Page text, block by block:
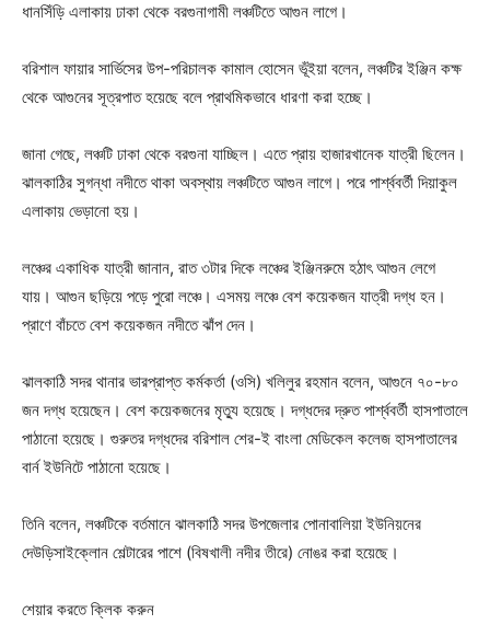
ধানসিঁড়ি এলাকায় ঢাকা থেকে বরগুনাগামী লঞ্চটিতে আগুন লাগে।
বরিশাল ফায়ার সার্ভিসের উপ-পরিচালক কামাল হোসেন ভূঁইয়া বলেন, লঞ্চটির ইঞ্জিন কক্ষ
থেকে আগুনের সূত্রপাত হয়েছে বলে প্রাথমিকভাবে ধারণা করা হচ্ছে।
জানা গেছে, লঞ্চটি ঢাকা থেকে বরগুনা যাচ্ছিল। এতে প্রায় হাজারখানেক যাত্রী ছিলেন।
ঝালকাঠির সুগন্ধা নদীতে থাকা অবস্থায় লঞ্চটিতে আগুন লাগে। পরে পার্শ্ববর্তী দিয়াকুল
এলাকায় ভেড়ানো হয়।
লঞ্চের একাধিক যাত্রী জানান, রাত ৩টার দিকে লঞ্চের ইঞ্জিনরুমে হঠাৎ আগুন লেগে
যায়। আগুন ছড়িয়ে পড়ে পুরো লঞ্চে। এসময় লঞ্চে বেশ কয়েকজন যাত্রী দগ্ধ হন।
প্রাণে বাঁচতে বেশ কয়েকজন নদীতে ঝাঁপ দেন।
ঝালকাঠি সদর থানার ভারপ্রাপ্ত কর্মকর্তা (ওসি) খলিলুর রহমান বলেন, আগুনে ৭০-৮০
জন দগ্ধ হয়েছেন। বেশ কয়েকজনের মৃত্যু হয়েছে। দগ্ধদের দ্রুত পার্শ্ববর্তী হাসপাতালে
পাঠানো হয়েছে। গুরুতর দগ্ধদের বরিশাল শের-ই বাংলা মেডিকেল কলেজ হাসপাতালের
বার্ন ইউনিটে পাঠানো হয়েছে।
তিনি বলেন, লঞ্চটিকে বর্তমানে ঝালকাঠি সদর উপজেলার পোনাবালিয়া ইউনিয়নের
দেউড়িসাইক্লোন শেল্টারের পাশে (বিষখালী নদীর তীরে) নোঙর করা হয়েছে।
শেয়ার করতে ক্লিক করুন